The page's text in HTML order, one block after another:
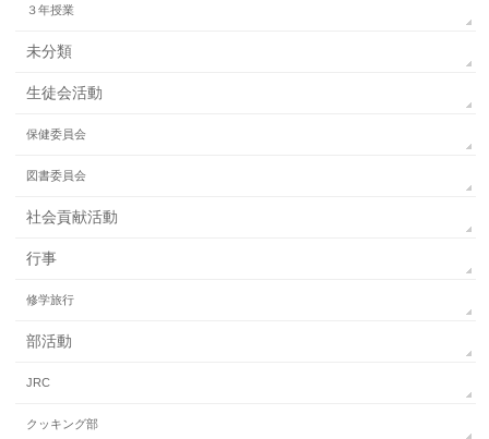
３年授業
未分類
生徒会活動
保健委員会
図書委員会
社会貢献活動
行事
修学旅行
部活動
JRC
クッキング部